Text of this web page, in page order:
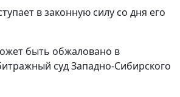
в законную силу со дня его
быть обжаловано в
суд Западно-Сибирского